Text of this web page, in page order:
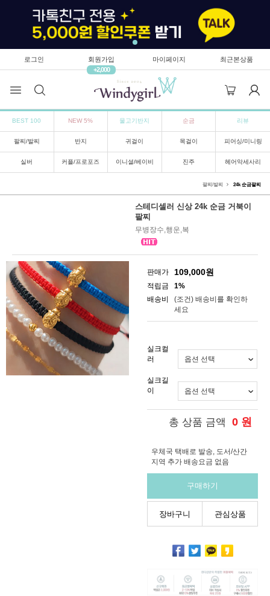
로그인
회원가입
+2,000
마이페이지 최근본상품
BEST 100 NEW 5% 물고기반지 순금 리뷰
팔찌/발찌 반지 귀걸이 목걸이 피어싱/미니링
실버 커플/프로포즈 이니셜/베이비 진주 헤어악세사리
팔찌/발찌 24k 순금팔찌
스테디셀러 신상 24k 순금 거북이
팔찌
무병장수,행운,복
판매가 109,000원
적립금
1%
배송비
(조건) 배송비를 확인하
세요
실크컬
러
실크길
이
총 상품 금액 0 원
우체국 택배로 발송, 도서/산간
지역 추가 배송요금 없음
구매하기
장바구니 관심상품